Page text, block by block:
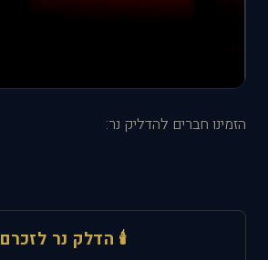
הזמינו חברים להדליק נר:
🕯 הדלק נר לזכרם